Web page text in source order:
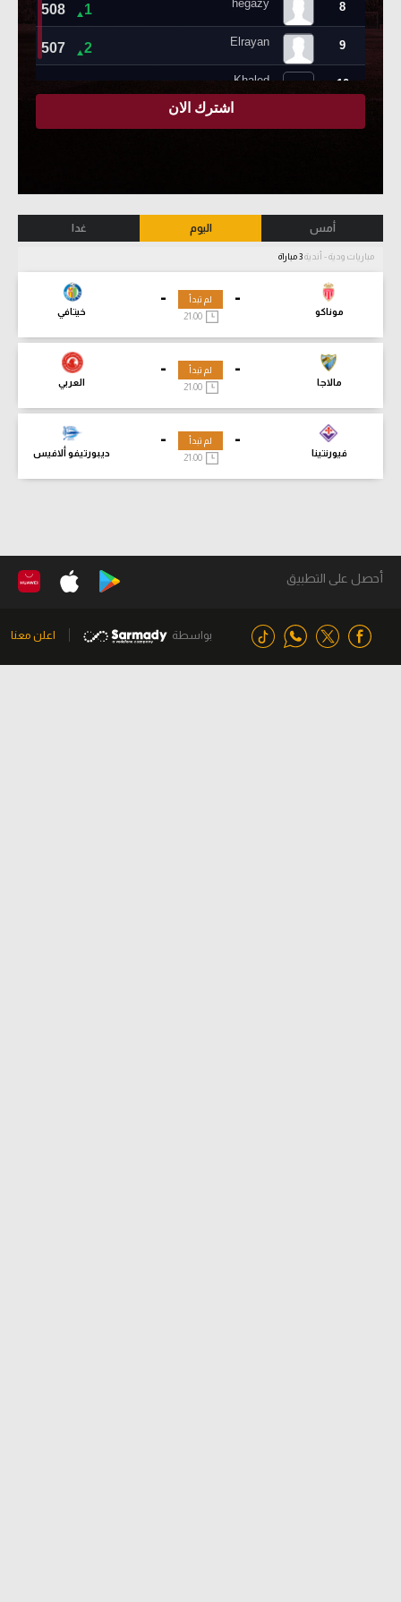
أمس اليوم غدا
مباريات ودية - أندية
-
موناكو
-
خيتافي
لم تبدأ
21:00
-
مالاجا
-
العربي
لم تبدأ
21:00
-
فيورنتينا
-
ديبورتيفو ألافيس
لم تبدأ
21:00
أحصل على التطبيق
بواسطة اعلن معنا